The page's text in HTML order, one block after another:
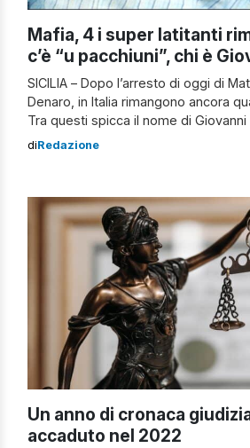
Mafia, 4 i super latitanti
c’è “u pacchiuni”, chi è
SICILIA – Dopo l’arresto di oggi di
Denaro, in Italia rimangono ancora
Tra questi spicca il nome di
con lo pseudonimo di “U Pacchiuni”
diRedazione
Un anno di cronaca
accaduto nel 2022